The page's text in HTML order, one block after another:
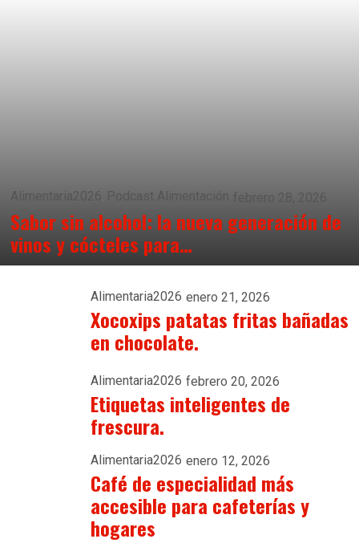
Alimentaria2026 Podcast Alimentación febrero 28, 2026
Sabor sin alcohol: la nueva generación de
vinos y cócteles para…
Alimentaria2026 enero 21, 2026
Xocoxips patatas fritas bañadas
en chocolate.
Alimentaria2026 febrero 20, 2026
Etiquetas inteligentes de
frescura.
Alimentaria2026 enero 12, 2026
Café de especialidad más
accesible para cafeterías y
hogares